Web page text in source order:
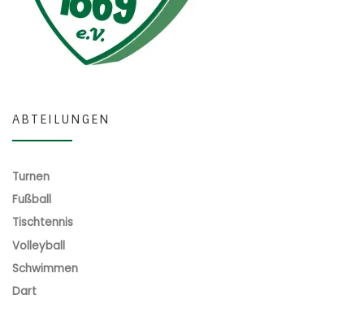
ABTEILUNGEN
Turnen
Fußball
Tischtennis
Volleyball
Schwimmen
Dart